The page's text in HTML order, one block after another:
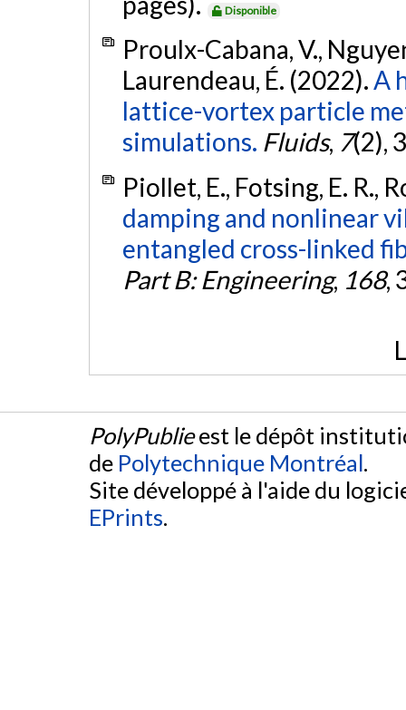
Disponible
Proulx-Cabana, V.,
Laurendeau, É. (2022).A
lattice-vortex particle
simulations. Fluids, 7(2),
Piollet, E., Fotsing, E. R.,
damping and nonlinear
entangled cross-linked
Part B: Engineering, 168,
PolyPublieest le dépôt
de Polytechnique Montréal.
Site développé à l'aide du
EPrints.